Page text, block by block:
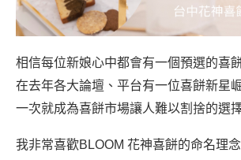
相信每位新娘心中都會有一個預選的喜
在去年各大論壇、平台有一位喜餅新星
一次就成為喜餅市場讓人難以割捨的選擇
我非常喜歡BLOOM 花神喜餅的命名理念